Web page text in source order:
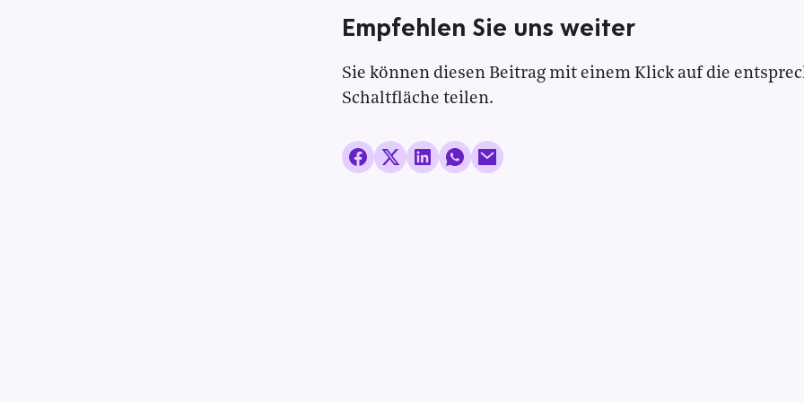
Empfehlen Sie uns weiter
Sie können diesen Beitrag mit einem Klick auf die
Schaltfläche teilen.